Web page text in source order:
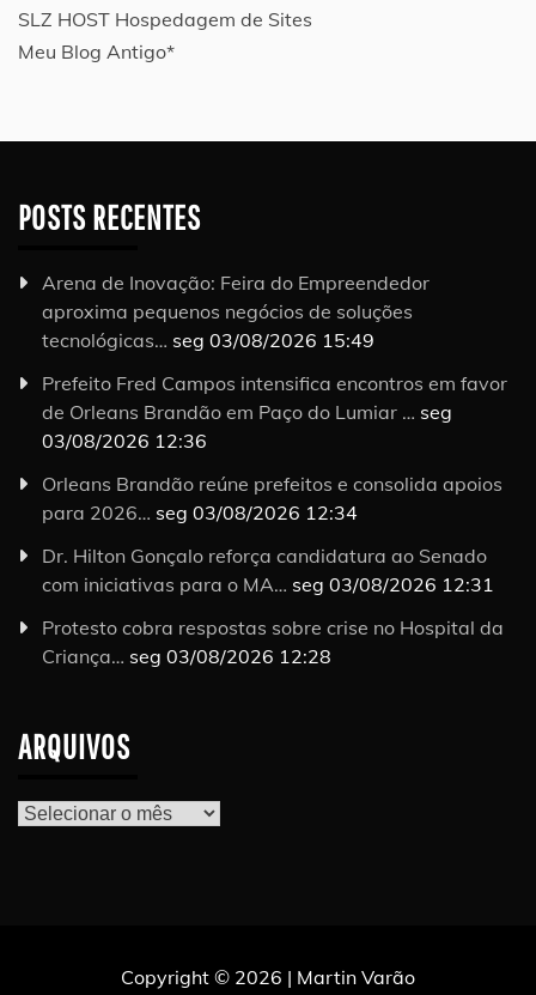
SLZ HOST Hospedagem de Sites
Meu Blog Antigo*
POSTS RECENTES
Arena de Inovação: Feira do Empreendedor
aproxima pequenos negócios de soluções
tecnológicas… seg 03/08/2026 15:49
Prefeito Fred Campos intensifica encontros em favor
de Orleans Brandão em Paço do Lumiar … seg
03/08/2026 12:36
Orleans Brandão reúne prefeitos e consolida apoios
para 2026… seg 03/08/2026 12:34
Dr. Hilton Gonçalo reforça candidatura ao Senado
com iniciativas para o MA… seg 03/08/2026 12:31
Protesto cobra respostas sobre crise no Hospital da
Criança… seg 03/08/2026 12:28
ARQUIVOS
Arquivos
Copyright © 2026 | Martin Varão